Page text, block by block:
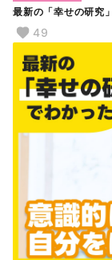
最新の「幸せの研究
49